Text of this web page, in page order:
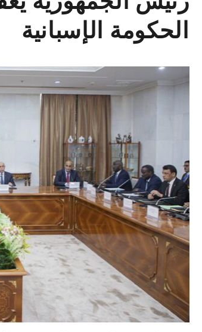
الحكومة الإسبانية